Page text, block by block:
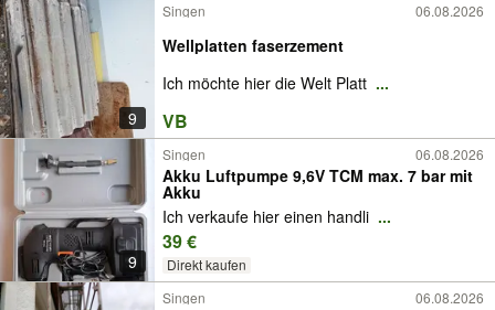
9
Singen 06.08.2026
Wellplatten faserzement
Ich möchte hier die Welt Platt ...
VB
9
Singen 06.08.2026
Akku Luftpumpe 9,6V TCM max. 7 bar mit
Akku
Ich verkaufe hier einen handli ...
39 €
Direkt kaufen
Singen 06.08.2026